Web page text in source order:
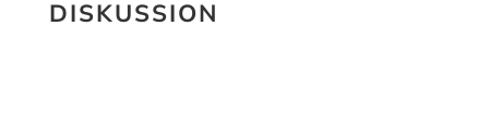
DISKUSSION